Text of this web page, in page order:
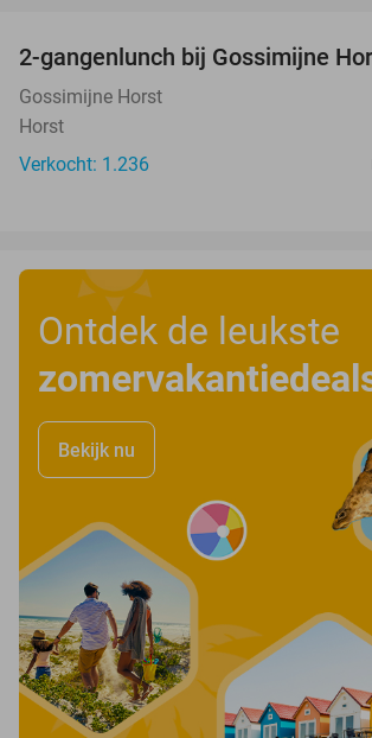
2-gangenlunch bij Gossimijne
Gossimijne Horst
Horst
Verkocht: 1.236
Ontdek de leukste
Bekijk nu